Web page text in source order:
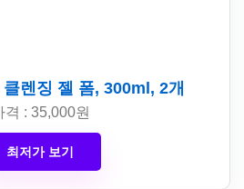
렌징 젤 폼, 300ml, 2개
격 : 35,000원
최저가 보기